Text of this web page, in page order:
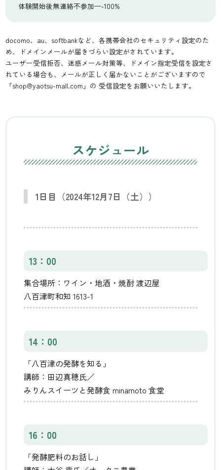
体験開始後無連絡不参加—-100%
docomo、au、softbankなど、各携帯会社のセキュリティ設定のた
め、ドメインメールが届きづらい設定がされています。
ユーザー受信拒否、迷惑メール対策等、ドメイン指定受信を設定さ
れている場合も、メールが正しく届かないことがございますので
「shop@yaotsu-mall.com」の 受信設定をお願いいたします。
スケジュール
1日目（2024年12月7日（土））
13：00
集合場所：ワイン・地酒・焼酎 渡辺屋
八百津町和知 1613-1
14：00
「八百津の発酵を知る」
講師：田辺真穂氏／
みりんスイーツと発酵食 minamoto 食堂
16：00
「発酵肥料のお話し」